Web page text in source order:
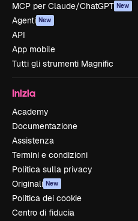
MCP per Claude/ChatGPT New
Agenti New
API
App mobile
Tutti gli strumenti Magnific
Inizia
Academy
Documentazione
Assistenza
Termini e condizioni
Politica sulla privacy
Originali New
Politica dei cookie
Centro di fiducia